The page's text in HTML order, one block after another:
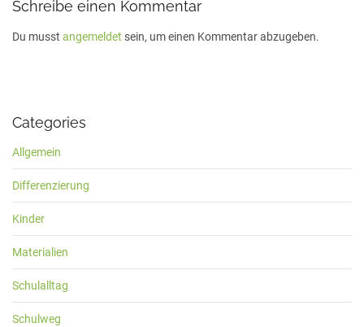
Schreibe einen Kommentar
Du musst angemeldet sein, um einen Kommentar abzugeben.
Categories
Allgemein
Differenzierung
Kinder
Materialien
Schulalltag
Schulweg